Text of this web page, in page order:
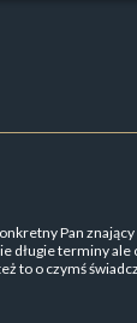
Pan znający
długie terminy ale
to o czymś